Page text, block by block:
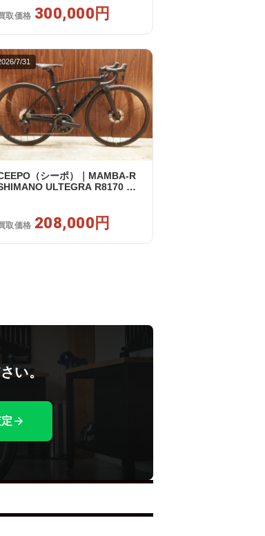
円
取価格 300,000円
7/31
（シーポ）｜MAMBA-R
ULTEGRA R8170 DI2
取価格 208,000円
い。